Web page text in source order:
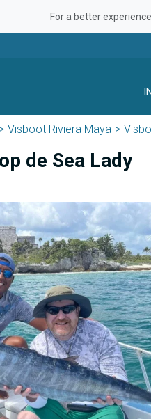
For a better
Visboot Riviera Maya
de Sea Lady